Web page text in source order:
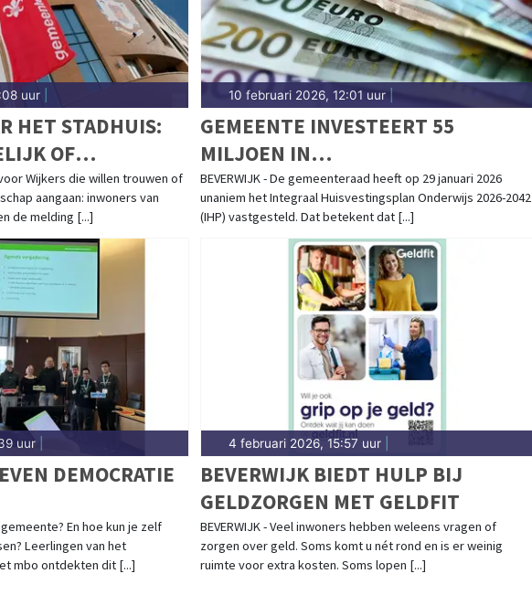
uur
HET STADHUIS:
OF
VOORTAAN
Wijkers die willen trouwen of
aangaan: inwoners van
de melding [...]
10 februari 2026, 12:01 uur|
GEMEENTE INVESTEERT 55
MILJOEN IN
ONDERWIJSHUISVESTING
INTEGRAAL HUISVESTINGSPLAN
ONDERWIJS 2026-2042
VASTGESTELD
BEVERWIJK - De gemeenteraad heeft op 29 januari 2026
unaniem het Integraal Huisvestingsplan Onderwijs 2026-2042
(IHP) vastgesteld. Dat betekent dat [...]
uur
DEMOCRATIE
En hoe kun je zelf
Leerlingen van het
mbo ontdekten dit [...]
4 februari 2026, 15:57 uur|
BEVERWIJK BIEDT HULP BIJ
GELDZORGEN MET GELDFIT
BEVERWIJK - Veel inwoners hebben weleens vragen of
zorgen over geld. Soms komt u nét rond en is er weinig
ruimte voor extra kosten. Soms lopen [...]